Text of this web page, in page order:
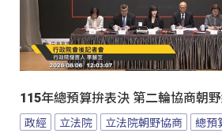
115年總預算拚表決 第二輪協商朝
政經 立法院 立法院朝野協商 總預